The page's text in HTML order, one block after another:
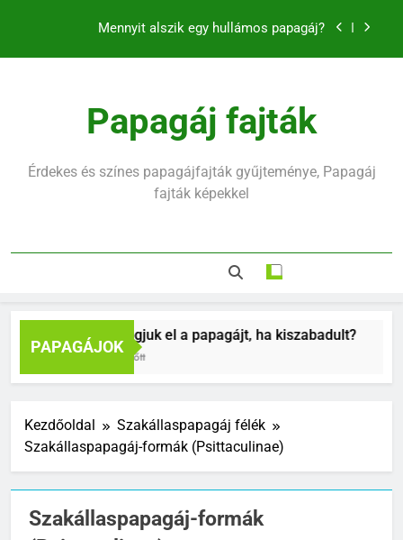
Mennyit alszik egy hullámos papagáj?
Hogyan fogjuk el a papagájt, ha kiszabadult?
Mennyit alszik egy hullámos papagáj?
Papagáj fajták
Érdekes és színes papagájfajták gyűjteménye, Papagáj
fajták képekkel
PAPAGÁJOK
Hogyan fogjuk el a papagájt, ha kiszabadult?
9 Hónap Ezelőtt
Kezdőoldal
Szakállaspapagáj félék
Szakállaspapagáj-formák (Psittaculinae)
Szakállaspapagáj-formák